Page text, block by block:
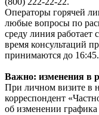
Операторы горячей
любые вопросы по
среду линия работает
время консультаций
принимаются до 16:45.
Важно: изменения в
При личном визите в
корреспондент
об изменении